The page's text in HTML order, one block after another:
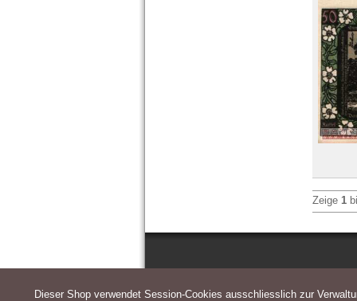
Zeige 1
Dieser Shop verwendet Session-Cookies ausschliesslich zur